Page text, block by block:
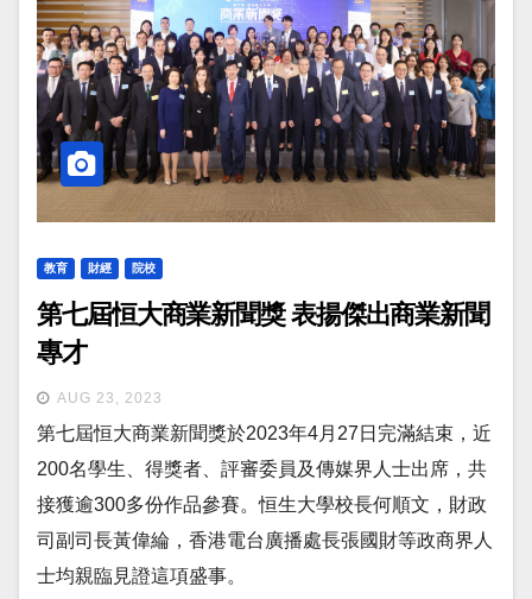
教育 財經 院校
第七屆恒大商業新聞獎 表揚傑出商業新聞
專才
AUG 23, 2023
第七屆恒大商業新聞獎於2023年4月27日完滿結束，近
200名學生、得獎者、評審委員及傳媒界人士出席，共
接獲逾300多份作品參賽。恒生大學校長何順文，財政
司副司長黃偉綸，香港電台廣播處長張國財等政商界人
士均親臨見證這項盛事。